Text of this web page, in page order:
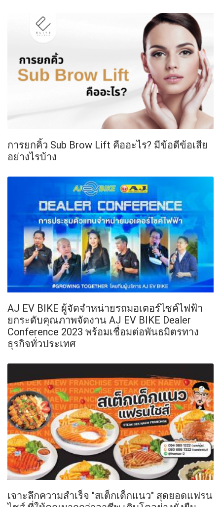
การยกคิ้ว Sub Brow Lift คืออะไร? มีข้อดีข้อเสีย
อย่างไรบ้าง
AJ EV BIKE ผู้จัดจำหน่ายรถมอเตอร์ไซค์ไฟฟ้า
ยกระดับคุณภาพจัดงาน AJ EV BIKE Dealer
Conference 2023 พร้อมเชื่อมต่อพันธมิตรทาง
ธุรกิจทั่วประเทศ
เจาะลึกความสำเร็จ "สเต็กเด็กแนว" สุดยอดแฟรน